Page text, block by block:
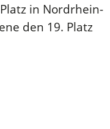
in Nordrhein-
den 19. Platz